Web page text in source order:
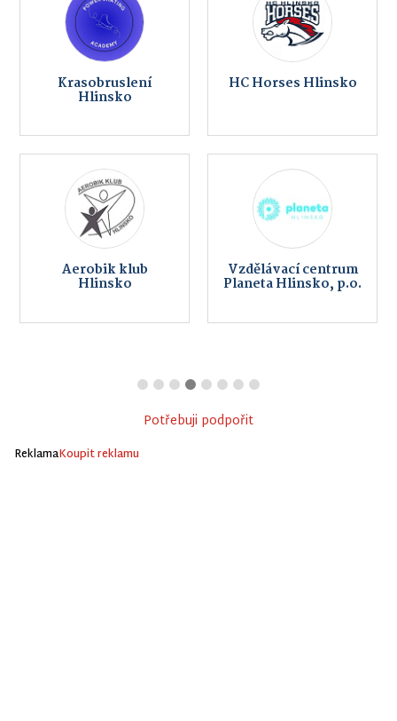
Krasobruslení
Hlinsko
HC Horses Hlinsko
Aerobik klub
Hlinsko
Vzdělávací centrum
Planeta Hlinsko, p.o.
Potřebuji podpořit
ReklamaKoupit reklamu